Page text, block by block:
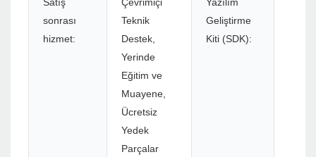
sonrası
hizmet:
Teknik
Destek,
Yerinde
Eğitim ve
Muayene,
Ücretsiz
Yedek
Parçalar
Geliştirme
Kiti (SDK):